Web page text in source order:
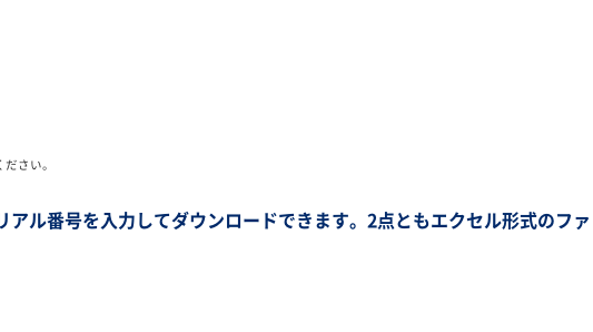
さい。
ル番号を入力してダウンロードできます。2点ともエクセル形式のファ